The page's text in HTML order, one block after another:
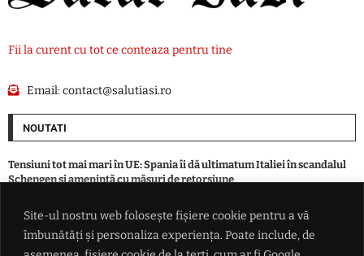
Site-ul nostru web folosește fișiere cookie pentru a vă
îmbunătăți și personaliza experiența. Poate include, de
Fii la curent cu tot ce conteaza pentru tine
Email:contact@salutiasi.ro
NOUTATI
Tensiuni tot mai mari în UE: Spania îi dă ultimatum Italiei în scandalul
Schengen și amenință cu măsuri de retorsiune
Bărbat încarcerat după o condamnare pentru conducere sub influența
alcoolului. Tânără cercetată pentru furt dintr-un magazin din Iași